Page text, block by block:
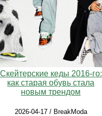
Скейтерские кеды 2016-го:
как старая обувь стала
новым трендом
2026-04-17 / BreakModa